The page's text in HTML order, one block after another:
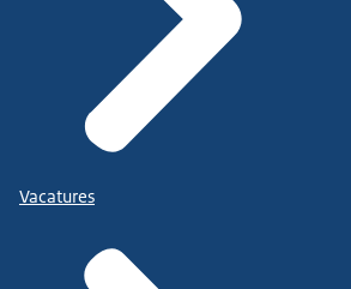
Vacatures